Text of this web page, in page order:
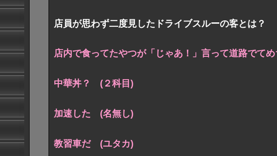
店員が思わず二度見したドライブスルーの客とは？
店内で食ってたやつが「じゃあ！」言って道路でて
中華丼？ (２科目)
加速した (名無し)
教習車だ (ユタカ)